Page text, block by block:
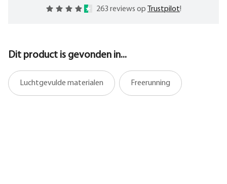
263 reviews op Trustpilot!
Dit product is gevonden in...
Luchtgevulde materialen Freerunning